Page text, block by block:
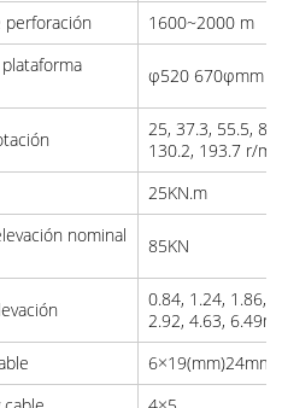
perforación
1600~2000 m
φ520 670φmm
25, 37.3, 55.5,
130.2, 193.7 r/
25KN.m
nominal
85KN
0.84, 1.24, 1.86,
2.92, 4.63,
6×19(mm)24mm